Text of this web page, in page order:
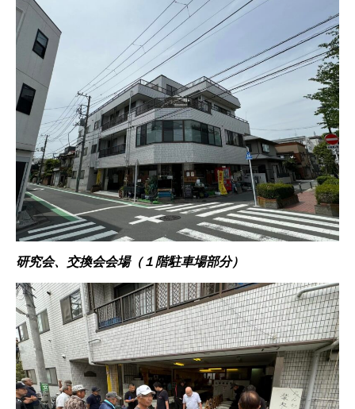
研究会、交換会会場（１階駐車場部分）